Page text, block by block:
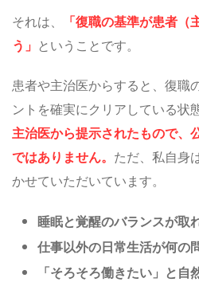
それは、
「復職の基準が患者
う」 ということです。
患者や主治医からすると、復職
ントを確実にクリアしている状
主治医から提示されたもので、
ではありません。 ただ、私自身
かせていただいています。
睡眠と覚醒のバランスが取
仕事以外の日常生活が何の
「そろそろ働きたい」と自